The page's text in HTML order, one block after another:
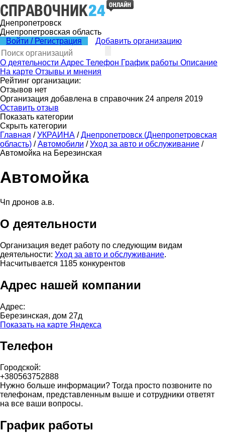
Днепропетровск
Днепропетровская область
Войти / Регистрация
Добавить организацию
О деятельности Адрес Телефон График работы Описание
На карте Отзывы и мнения
Рейтинг организации:
Отзывов нет
Организация добавлена в справочник 24 апреля 2019
Оставить отзыв
Показать категории
Скрыть категории
Главная / УКРАИНА / Днепропетровск (Днепропетровская
область) / Автомобили / Уход за авто и обслуживание /
Автомойка на Березинская
Автомойка
Чп дронов а.в.
О деятельности
Организация ведет работу по следующим видам
деятельности: Уход за авто и обслуживание.
Насчитывается 1185 конкурентов
Адрес нашей компании
Адрес:
Березинская, дом 27д
Показать на карте Яндекса
Телефон
Городской:
+380563752888
Нужно больше информации? Тогда просто позвоните по
телефонам, представленным выше и сотрудники ответят
на все ваши вопросы.
График работы